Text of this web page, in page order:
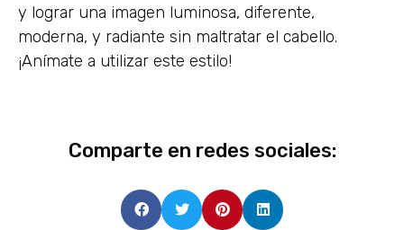
y lograr una imagen luminosa, diferente,
moderna, y radiante sin maltratar el cabello.
¡Anímate a utilizar este estilo!
Comparte en redes sociales: